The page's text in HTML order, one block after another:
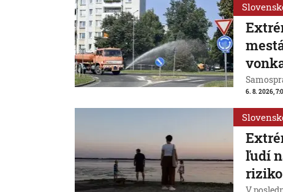
6. 8. 2026,
ľudí